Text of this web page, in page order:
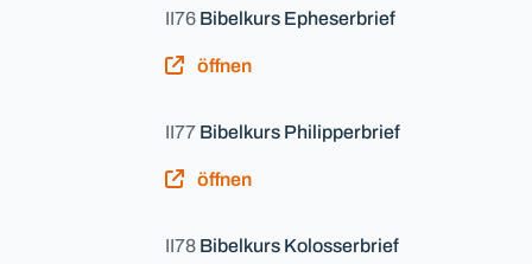
II76 Bibelkurs Epheserbrief
öffnen
II77 Bibelkurs Philipperbrief
öffnen
II78 Bibelkurs Kolosserbrief